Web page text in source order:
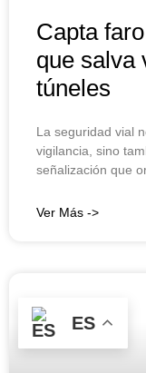
Capta
que salva
túneles
La seguridad vial
vigilancia, sino
señalización que
Ver Más ->
ES